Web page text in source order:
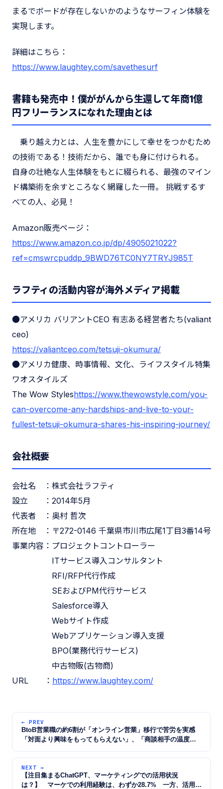
まるでボードが存在しないかのようなサーフィン体験を
実現します。
詳細はこちら：
https://www.laughtey.com/savethesurf
書籍も発売中！僕ががんから生還して年商1億
円フリーランスになれた理由とは
乗り越え力とは、人生を豊かにして幸せをつかむため
の技術である！技術だから、誰でも身に付けられる。
自身の壮絶な人生体験をもとに綴られる、最強のマイン
ド構築術を余すところなく網羅した一冊。 挑戦するす
べての人、必見！
Amazon販売ページ：
https://www.amazon.co.jp/dp/4905021022?
ref=cmswrcpuddp_9BWD76TC0NY7TRYJ985T
ラフティの活動内容が海外メディア掲載
●アメリカ バリアントCEO 有志ある経営者たち(valiant
ceo)
https://valiantceo.com/tetsuji-okumura/
●アメリカ健康、時事情報、文化、ライフスタイル特集
ワオスタイルズ
The Wow Styleshttps://www.thewowstyle.com/you-
can-overcome-any-hardships-and-live-to-your-
fullest-tetsuji-okumura-shares-his-inspiring-journey/
会社概要
会社名 ：株式会社ラフティ
設立 ：2014年5月
代表者 ：奥村 哲次
所在地 ：〒272-0146 千葉県市川市広尾1丁目3番14号
事業内容：プロジェクトコントローラー
ITサービス導入コンサルタント
RFI/RFP代行作成
SEおよびPM代行サービス
Salesforce導入
Webサイト作成
Webアプリケーション導入支援
BPO(業務代行サービス)
中古物販(古物商)
URL ： https://www.laughtey.com/
← PREV
BtoB営業職の約6割が「オンライン営業」移行で苦労を実感
「対面より興味をもってもらえない」、「商談相手の温度感
ング」を行う重要性とは？〜
NEXT →
【注目集まるChatGPT、マーケティングでの活用状況
は？】 マーケでの利用経験は、わずか28.7% 一方、活用未